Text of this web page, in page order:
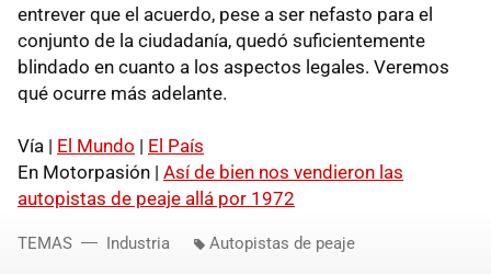
entrever que el acuerdo, pese a ser nefasto para el
conjunto de la ciudadanía, quedó suficientemente
blindado en cuanto a los aspectos legales. Veremos
qué ocurre más adelante.
Vía | El Mundo | El País
En Motorpasión | Así de bien nos vendieron las
autopistas de peaje allá por 1972
TEMAS Industria Autopistas de peaje